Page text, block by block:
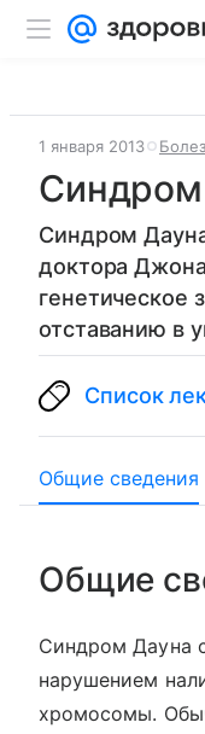
1 января 2013
Синдром
доктора
генетическое
отставанию в
Список
Общие сведения
Общие
Синдром Дауна
нарушением
хромосомы.